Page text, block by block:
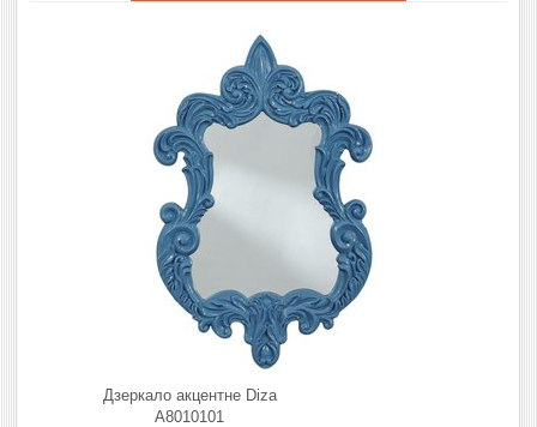
Дзеркало акцентне Diza
A8010101